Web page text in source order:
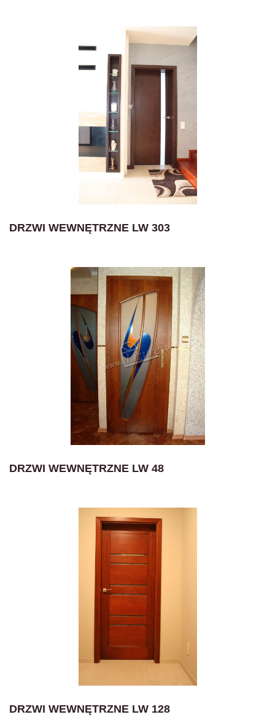
DRZWI WEWNĘTRZNE LW 303
DRZWI WEWNĘTRZNE LW 48
DRZWI WEWNĘTRZNE LW 128